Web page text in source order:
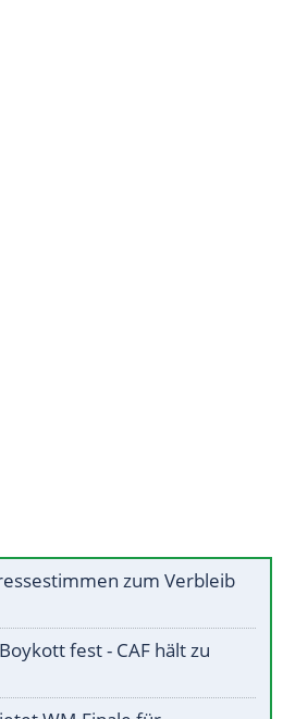
zum Verbleib
fest - CAF hält zu